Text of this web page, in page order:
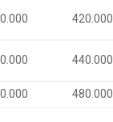
420.000
440.000
480.000